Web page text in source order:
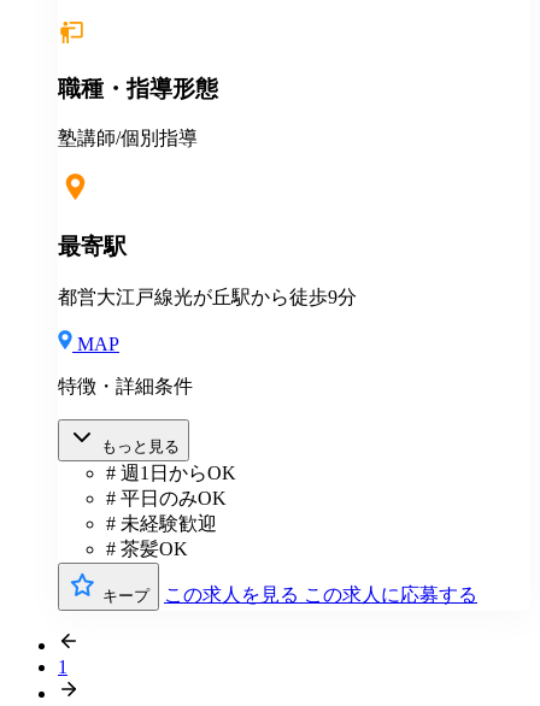
職種・指導形態
塾講師/個別指導
最寄駅
都営大江戸線光が丘駅から徒歩9分
MAP
特徴・詳細条件
もっと見る
# 週1日からOK
# 平日のみOK
# 未経験歓迎
# 茶髪OK
キープ この求人を見る この求人に応募する
1